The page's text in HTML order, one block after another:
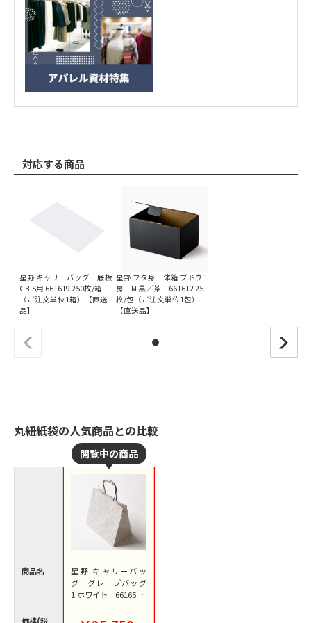
対応する商品
星野 キャリーバッグ 底板
GB-S用 661619 250枚/箱
（ご注文単位1箱）【直送
品】
星野 フタ身一体箱 ブドウ1
房 M 黒／茶 661612 25
枚/包（ご注文単位1包）
【直送品】
丸紐紙袋の人気商品との比較
商品名
星野 キャリーバッ
グ グレープバッグ
1.ホワイト 661653 2
50枚/箱（ご注文単位